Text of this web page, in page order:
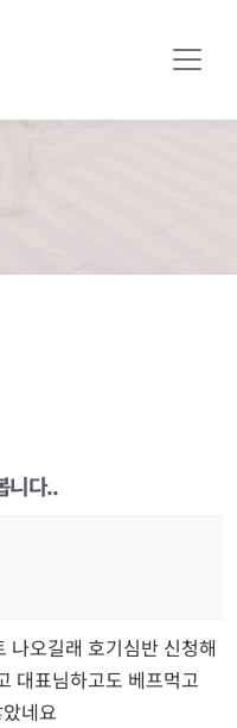
니다..
나오길래 호기심반 신청해
대표님하고도 베프먹고
네요
보러가기